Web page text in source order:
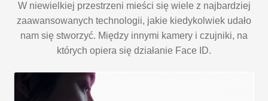
W niewielkiej przestrzeni mieści się wiele z najbardziej
zaawansowanych technologii, jakie kiedykolwiek udało
nam się stworzyć. Między innymi kamery i czujniki, na
których opiera się działanie Face ID.